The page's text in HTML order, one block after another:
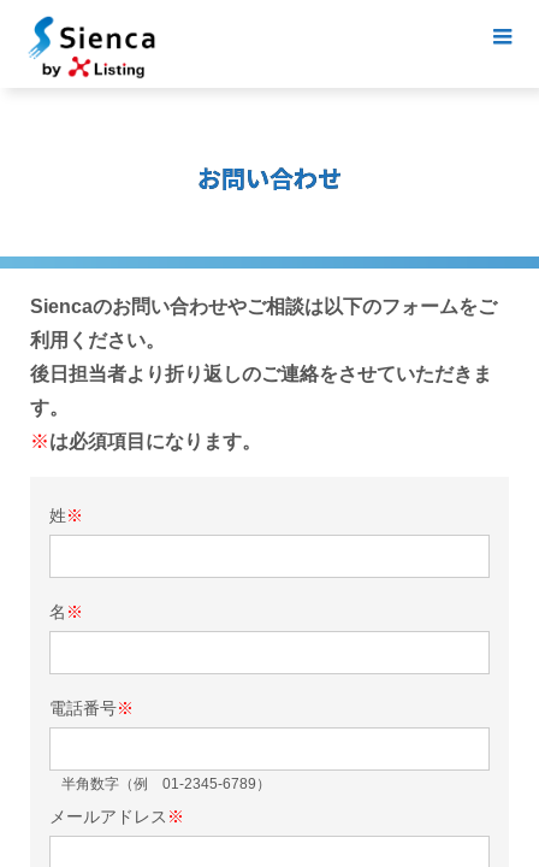
お問い合わせ
Siencaのお問い合わせやご相談は以下のフォームをご
利用ください。
後日担当者より折り返しのご連絡をさせていただきま
す。
※は必須項目になります。
姓※
名 ※
電話番号※
半角数字（例 01-2345-6789）
メールアドレス ※